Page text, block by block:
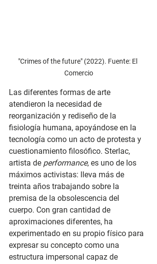
"Crimes of the future" (2022). Fuente: El
Comercio
Las diferentes formas de arte
atendieron la necesidad de
reorganización y rediseño de la
fisiología humana, apoyándose en la
tecnología como un acto de protesta y
cuestionamiento filosófico. Sterlac,
artista de performance, es uno de los
máximos activistas: lleva más de
treinta años trabajando sobre la
premisa de la obsolescencia del
cuerpo. Con gran cantidad de
aproximaciones diferentes, ha
experimentado en su propio físico para
expresar su concepto como una
estructura impersonal capaz de